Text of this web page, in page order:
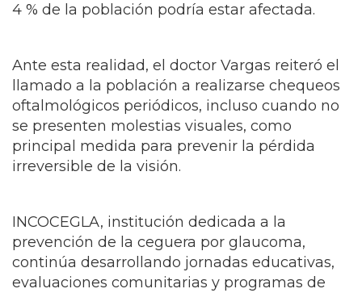
4 % de la población podría estar afectada.
Ante esta realidad, el doctor Vargas reiteró el
llamado a la población a realizarse chequeos
oftalmológicos periódicos, incluso cuando no
se presenten molestias visuales, como
principal medida para prevenir la pérdida
irreversible de la visión.
INCOCEGLA, institución dedicada a la
prevención de la ceguera por glaucoma,
continúa desarrollando jornadas educativas,
evaluaciones comunitarias y programas de